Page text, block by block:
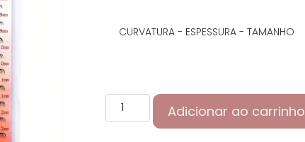
CURVATURA - ESPESSURA - TAMANHO
Adicionar ao carrinho